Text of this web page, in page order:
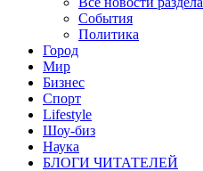
События
Политика
Город
Мир
Бизнес
Спорт
Lifestyle
Шоу-биз
Наука
БЛОГИ ЧИТАТЕЛЕЙ